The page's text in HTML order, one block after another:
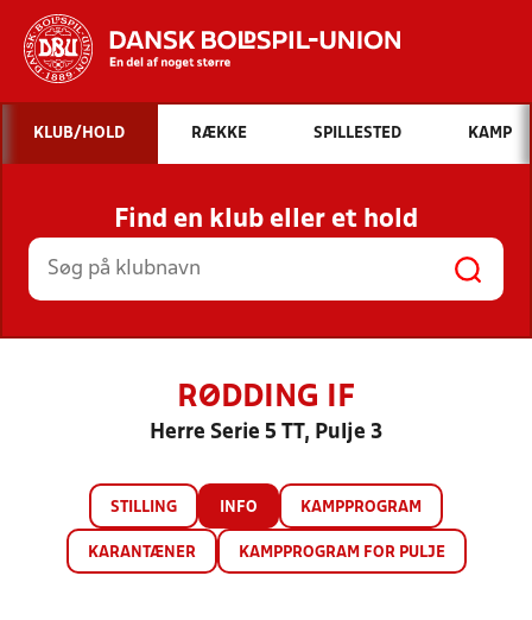
Hvad vil du søge efter?
INDHOLD OG NYHEDER
STILLINGER, RESULTATER, KLUBBER OG
HOLD
KLUB/HOLD RÆKKE SPILLESTED KAMP
Find en klub eller et hold
RØDDING IF
Herre Serie 5 TT, Pulje 3
STILLING INFO KAMPPROGRAM
KARANTÆNER KAMPPROGRAM FOR PULJE